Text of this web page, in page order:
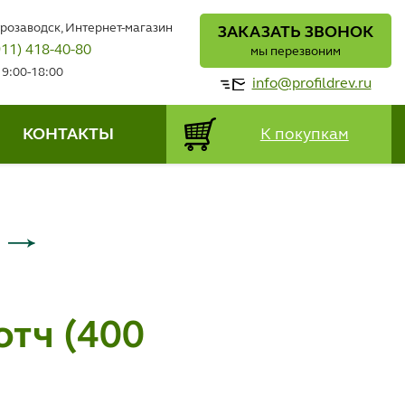
Интернет-магазин
418-40-80
9:00-18:00
ЗАКАЗАТЬ ЗВОНОК
мы перезвоним
info@profildrev.ru
КОНТАКТЫ К покупкам
(400